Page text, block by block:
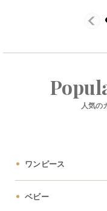
人気の
ワンピース
ベビー